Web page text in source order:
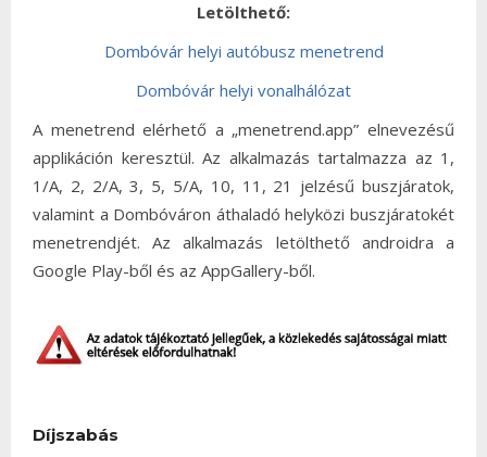
Letölthető:
Dombóvár helyi autóbusz menetrend
Dombóvár helyi vonalhálózat
A menetrend elérhető a „menetrend.app” elnevezésű
applikáción keresztül. Az alkalmazás tartalmazza az 1,
1/A, 2, 2/A, 3, 5, 5/A, 10, 11, 21 jelzésű buszjáratok,
valamint a Dombóváron áthaladó helyközi buszjáratokét
menetrendjét. Az alkalmazás letölthető androidra a
Google Play-ből és az AppGallery-ből.
Díjszabás